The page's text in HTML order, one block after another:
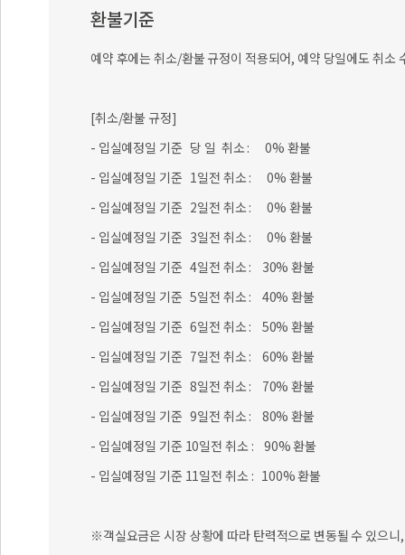
환불기준
예약 후에는 취소/환불 규정이 적용되어, 예약 당일에도 취소
[취소/환불 규정]
- 입실예정일 기준 당 일 취소 : 0% 환불
- 입실예정일 기준 1일전 취소 : 0% 환불
- 입실예정일 기준 2일전 취소 : 0% 환불
- 입실예정일 기준 3일전 취소 : 0% 환불
- 입실예정일 기준 4일전 취소 : 30% 환불
- 입실예정일 기준 5일전 취소 : 40% 환불
- 입실예정일 기준 6일전 취소 : 50% 환불
- 입실예정일 기준 7일전 취소 : 60% 환불
- 입실예정일 기준 8일전 취소 : 70% 환불
- 입실예정일 기준 9일전 취소 : 80% 환불
- 입실예정일 기준 10일전 취소 : 90% 환불
- 입실예정일 기준 11일전 취소 : 100% 환불
※객실요금은 시장 상황에 따라 탄력적으로 변동될 수 있으